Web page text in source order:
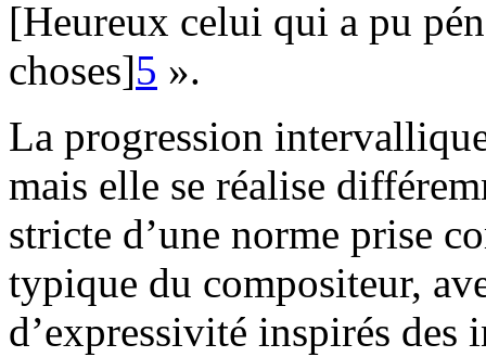
[Heureux celui qui a pu
choses]5 ».
La progression
mais elle se réalise
stricte d’une norme prise
typique du compositeur,
d’expressivité inspirés des